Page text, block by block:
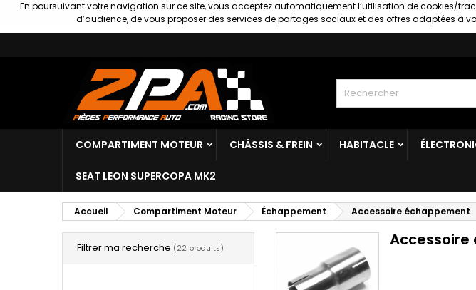
En poursuivant votre navigation sur ce site, vous acceptez automatiquement l’utilisation de cookies/
d’audience, de vous proposer des services de partages sociaux et des offres adaptées à
COMPARTIMENT MOTEUR CHÂSSIS & FREIN HABITACLE
SEAT LEON SUPERCOPA MK2
Accueil Compartiment Moteur Échappement Accessoire échappement
Filtrer ma recherche (22 produits)